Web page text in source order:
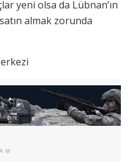
yeni olsa da Lübnan’ın
almak zorunda